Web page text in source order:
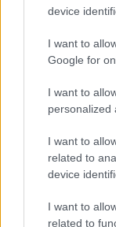
device
I want to
Google for
I want to
personalized
I want to
related to
device
I want to
related to
πουν
έντιμοι
και αυτό που
Την ίδια
δικαστήριο,
τμήμα της
24
του Κιέβου